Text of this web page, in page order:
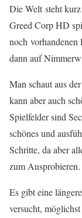
Die Welt steht
Greed CorpHD
noch vorhandenen
dann auf
Man schaut aus
kann aber auch
Spielfelder sind
schönes und
Schritte, da aber
zum Ausprobieren.
Es gibt eine
versucht,